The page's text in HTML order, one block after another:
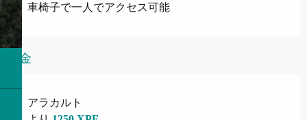
車椅子で一人でアクセス可能
料金
料金 2026
アラカルト